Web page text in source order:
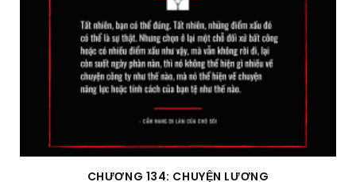
CHƯƠNG 134: CHUYỆN LƯƠNG